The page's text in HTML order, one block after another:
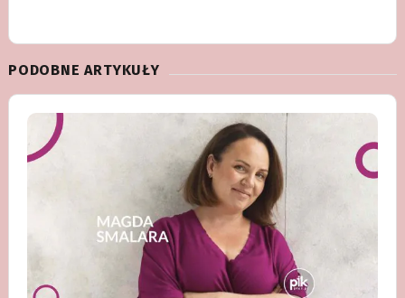
PODOBNE ARTYKUŁY